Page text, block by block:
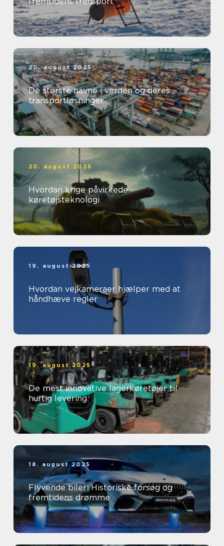
20. august 2025
De største havne i verden og deres
transportløsninger
20. august 2025
Hvordan krige påvirkede
køretøjsteknologi
19. august 2025
Hvordan vejkameraer hjælper med at
håndhæve regler
19. august 2025
De mest innovative lagerkøretøjer til
hurtig levering
18. august 2025
Flyvende biler: Historiske forsøg og
fremtidens drømme